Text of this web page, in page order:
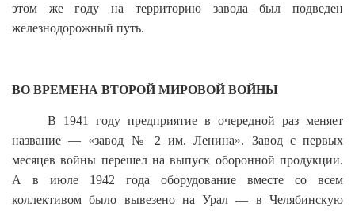
этом же году на территорию завода был подведен
железнодорожный путь.
ВО ВРЕМЕНА ВТОРОЙ МИРОВОЙ ВОЙНЫ
В 1941 году предприятие в очередной раз меняет
название — «завод № 2 им. Ленина». Завод с первых
месяцев войны перешел на выпуск оборонной продукции.
А в июле 1942 года оборудование вместе со всем
коллективом было вывезено на Урал — в Челябинскую